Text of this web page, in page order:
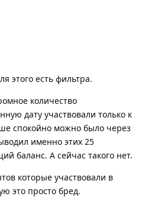
этого есть фильтра.
количество
дату участвовали только к
спокойно можно было через
именно этих 25
баланс. А сейчас такого нет.
которые участвовали в
это просто бред.